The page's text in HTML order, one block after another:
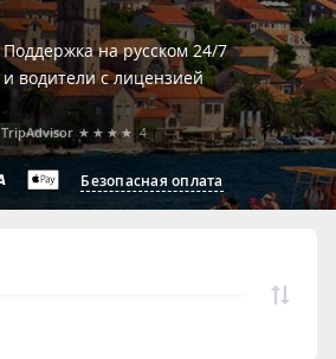
Поддержка на русском 24/7
и водители с лицензией
Безопасная оплата
TripAdvisor ★★★★ 4